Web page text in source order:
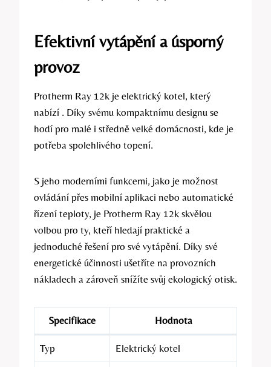
Efektivní ‌vytápění a úsporný
provoz
Protherm ⁢Ray 12k je elektrický kotel, ⁣který
nabízí ⁤.‌ Díky svému‍ kompaktnímu designu se
⁤hodí‍ pro⁢ malé i středně velké⁢ domácnosti, ⁤kde je​
potřeba spolehlivého topení.
S jeho moderními funkcemi, jako je možnost
⁤ovládání ⁤přes ⁤mobilní aplikaci⁤ nebo ⁢automatické
řízení teploty, je Protherm Ray ⁤12k skvělou
‌volbou pro ty, kteří hledají‌ praktické a
jednoduché řešení pro své vytápění.⁤ Díky⁣ své
energetické účinnosti ušetříte na‍ provozních
nákladech‌ a zároveň snížíte svůj ekologický otisk.
Specifikace Hodnota
Typ Elektrický kotel